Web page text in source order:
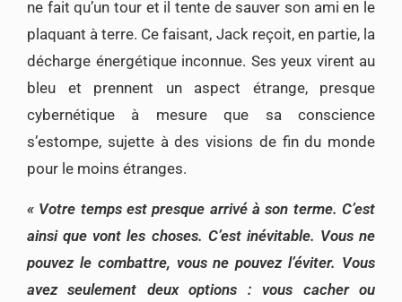
ne fait qu’un tour et il tente de sauver son ami en le
plaquant à terre. Ce faisant, Jack reçoit, en partie, la
décharge énergétique inconnue. Ses yeux virent au
bleu et prennent un aspect étrange, presque
cybernétique à mesure que sa conscience
s’estompe, sujette à des visions de fin du monde
pour le moins étranges.
« Votre temps est presque arrivé à son terme. C’est
ainsi que vont les choses. C’est inévitable. Vous ne
pouvez le combattre, vous ne pouvez l’éviter. Vous
avez seulement deux options : vous cacher ou